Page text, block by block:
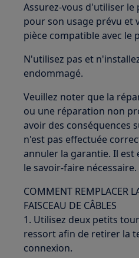
Assurez-vous d'utiliser
pour son usage prévu et
pièce compatible avec le
N'utilisez pas et
endommagé.
Veuillez noter que la
ou une réparation non
avoir des conséquences
n'est pas effectuée
annuler la garantie. Il est
le savoir-faire nécessaire.
COMMENT REMPLACER
FAISCEAU DE CÂBLES
1. Utilisez deux petits
ressort afin de retirer la
connexion.